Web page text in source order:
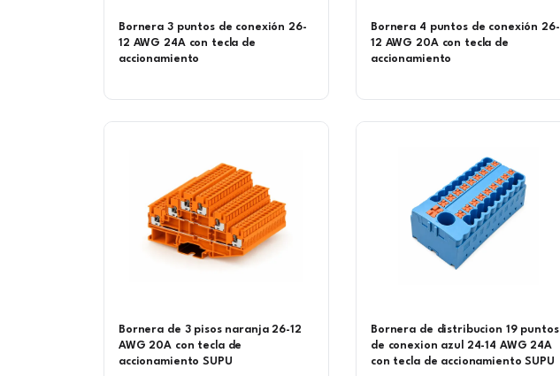
Bornera 3 puntos de conexión 26-
12 AWG 24A con tecla de
accionamiento
Bornera 4 puntos de conexión 26-
12 AWG 20A con tecla de
accionamiento
Bornera de 3 pisos naranja 26-12
AWG 20A con tecla de
accionamiento SUPU
Bornera de distribucion 19 puntos
de conexion azul 24-14 AWG 24A
con tecla de accionamiento SUPU